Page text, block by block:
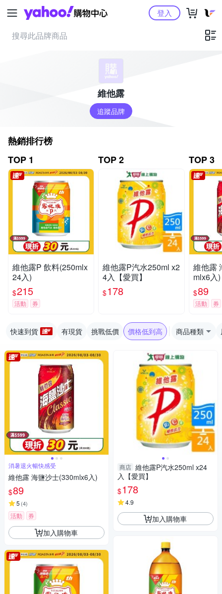
Yahoo購物中心登入
維他露
追蹤品牌
熱銷排行榜
TOP 1
維他露P 飲料(250mlx
24入)
$215
活動 券
TOP 2
維他露P汽水250ml x2
4入【愛買】
$178
TOP 3
維他露
mlx6入)
$89
活動 券
快速到貨 有現貨 挑戰低價 價格低到高 商品種類
消暑退火暢快感受
維他露 海鹽沙士(330mlx6入)
$89
5 (4)
活動 券
加入購物車
商店 維他露P汽水250ml x24
入【愛買】
$178
4.9
加入購物車